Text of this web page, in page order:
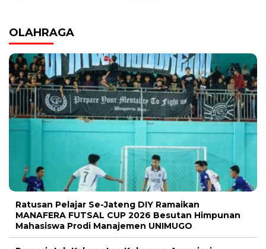
OLAHRAGA
Ratusan Pelajar Se-Jateng DIY Ramaikan
MANAFERA FUTSAL CUP 2026 Besutan Himpunan
Mahasiswa Prodi Manajemen UNIMUGO